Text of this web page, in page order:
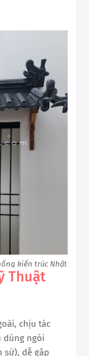
kiến trúc Nhật
Thuật
chịu tác
dùng ngói
sứ), dễ gặp